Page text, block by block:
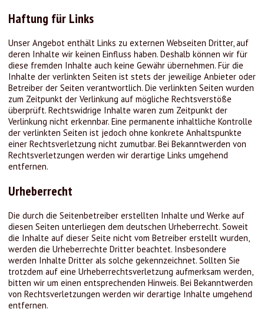
Haftung für Links
Unser Angebot enthält Links zu externen Webseiten Dritter, auf
deren Inhalte wir keinen Einfluss haben. Deshalb können wir für
diese fremden Inhalte auch keine Gewähr übernehmen. Für die
Inhalte der verlinkten Seiten ist stets der jeweilige Anbieter oder
Betreiber der Seiten verantwortlich. Die verlinkten Seiten wurden
zum Zeitpunkt der Verlinkung auf mögliche Rechtsverstöße
überprüft. Rechtswidrige Inhalte waren zum Zeitpunkt der
Verlinkung nicht erkennbar. Eine permanente inhaltliche Kontrolle
der verlinkten Seiten ist jedoch ohne konkrete Anhaltspunkte
einer Rechtsverletzung nicht zumutbar. Bei Bekanntwerden von
Rechtsverletzungen werden wir derartige Links umgehend
entfernen.
Urheberrecht
Die durch die Seitenbetreiber erstellten Inhalte und Werke auf
diesen Seiten unterliegen dem deutschen Urheberrecht. Soweit
die Inhalte auf dieser Seite nicht vom Betreiber erstellt wurden,
werden die Urheberrechte Dritter beachtet. Insbesondere
werden Inhalte Dritter als solche gekennzeichnet. Sollten Sie
trotzdem auf eine Urheberrechtsverletzung aufmerksam werden,
bitten wir um einen entsprechenden Hinweis. Bei Bekanntwerden
von Rechtsverletzungen werden wir derartige Inhalte umgehend
entfernen.